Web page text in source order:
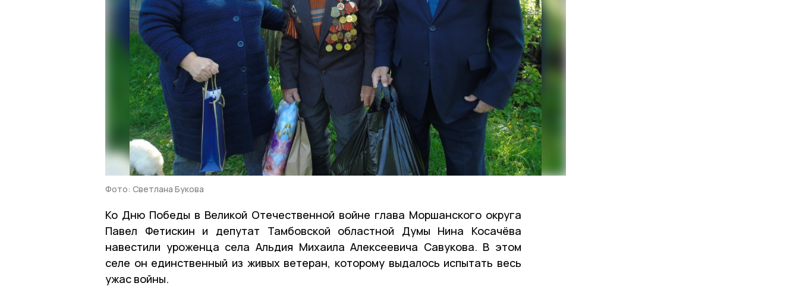
Фото: Светлана Букова
Ко Дню Победы в Великой Отечественной войне глава Моршанского округа
Павел Фетискин и депутат Тамбовской областной Думы Нина Косачёва
навестили уроженца села Альдия Михаила Алексеевича Савукова. В этом
селе он единственный из живых ветеран, которому выдалось испытать весь
ужас войны.